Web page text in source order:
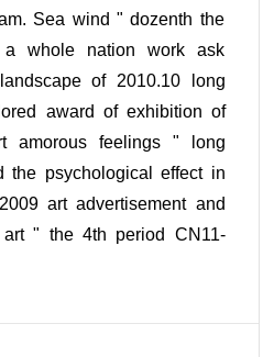
Sea wind " dozenth the
a whole nation work ask
of 2010.10 long
award of exhibition of
amorous feelings " long
the psychological effect in
art advertisement and
" the 4th period CN11-